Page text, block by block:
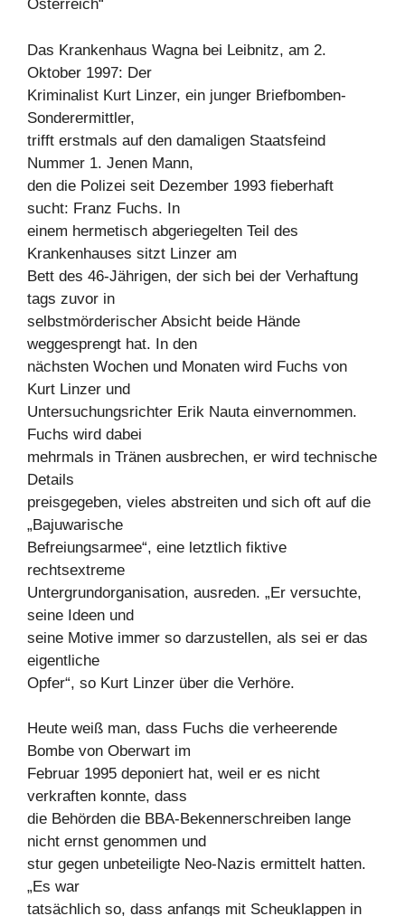
Österreich“
Das Krankenhaus Wagna bei Leibnitz, am 2.
Oktober 1997: Der
Kriminalist Kurt Linzer, ein junger Briefbomben-
Sonderermittler,
trifft erstmals auf den damaligen Staatsfeind
Nummer 1. Jenen Mann,
den die Polizei seit Dezember 1993 fieberhaft
sucht: Franz Fuchs. In
einem hermetisch abgeriegelten Teil des
Krankenhauses sitzt Linzer am
Bett des 46-Jährigen, der sich bei der Verhaftung
tags zuvor in
selbstmörderischer Absicht beide Hände
weggesprengt hat. In den
nächsten Wochen und Monaten wird Fuchs von
Kurt Linzer und
Untersuchungsrichter Erik Nauta einvernommen.
Fuchs wird dabei
mehrmals in Tränen ausbrechen, er wird technische
Details
preisgegeben, vieles abstreiten und sich oft auf die
„Bajuwarische
Befreiungsarmee“, eine letztlich fiktive
rechtsextreme
Untergrundorganisation, ausreden. „Er versuchte,
seine Ideen und
seine Motive immer so darzustellen, als sei er das
eigentliche
Opfer“, so Kurt Linzer über die Verhöre.
Heute weiß man, dass Fuchs die verheerende
Bombe von Oberwart im
Februar 1995 deponiert hat, weil er es nicht
verkraften konnte, dass
die Behörden die BBA-Bekennerschreiben lange
nicht ernst genommen und
stur gegen unbeteiligte Neo-Nazis ermittelt hatten.
„Es war
tatsächlich so, dass anfangs mit Scheuklappen in